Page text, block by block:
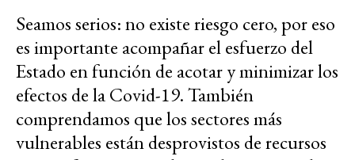
Seamos serios: no existe riesgo cero, por eso
es importante acompañar el esfuerzo del
Estado en función de acotar y minimizar los
efectos de la Covid-19. También
comprendamos que los sectores más
vulnerables están desprovistos de recursos